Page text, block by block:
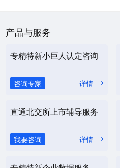
产品与服务
专精特新小巨人认定咨询
咨询专家 详情
直通北交所上市辅导服务
我要咨询 详情